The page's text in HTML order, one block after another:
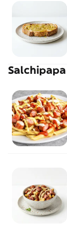
Salchipapa